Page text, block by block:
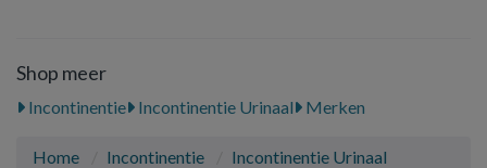
Shop meer
Incontinentie Incontinentie Urinaal Merken
Home Incontinentie
Incontinentie Urinaal